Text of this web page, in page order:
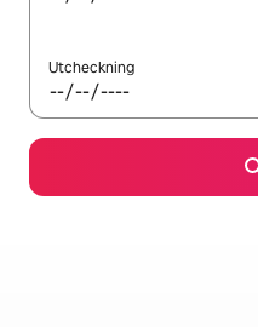
Utcheckning